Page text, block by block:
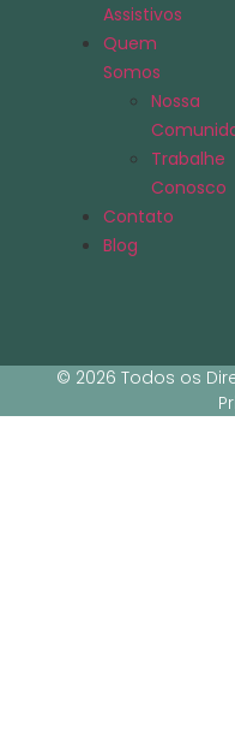
Assistivos
Quem
Somos
Nossa
Trabalhe
Conosco
Contato
Blog
© 2026 Todos os